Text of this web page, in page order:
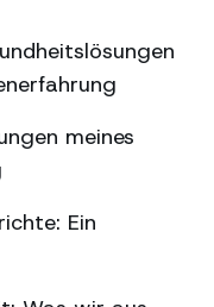
meines
Ein